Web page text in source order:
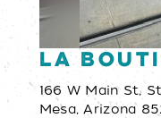
La
166 W Main St,
Mesa, Arizona